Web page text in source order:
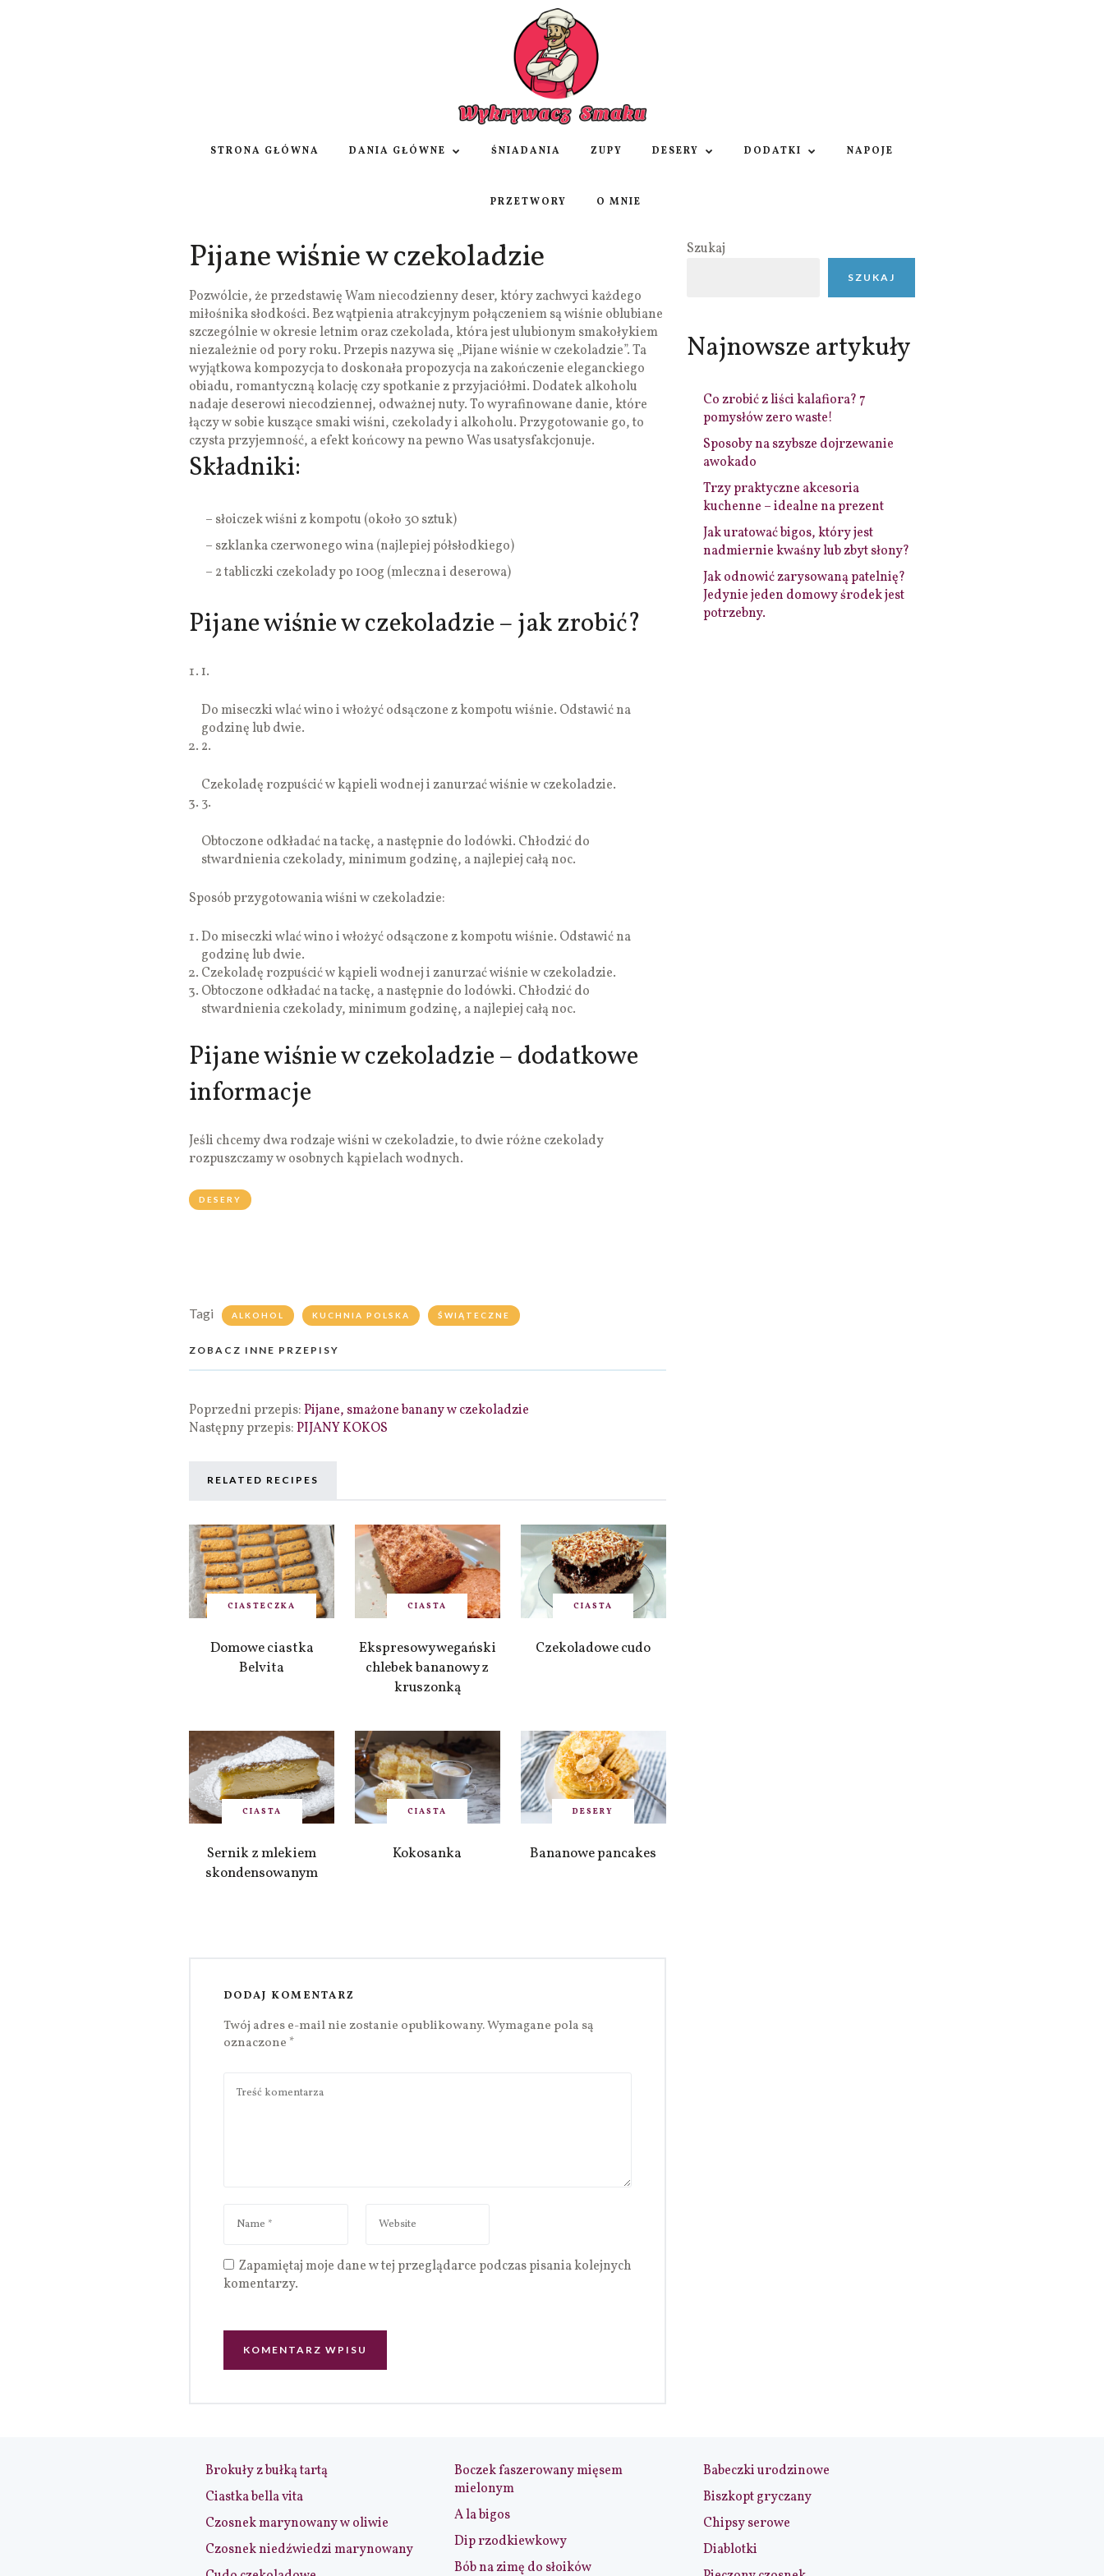
STRONA GŁÓWNA DANIA GŁÓWNE ŚNIADANIA ZUPY DESERY DODATKI NAPOJE
PRZETWORY O MNIE
Pijane wiśnie w czekoladzie
Pozwólcie, że przedstawię Wam niecodzienny deser, który zachwyci każdego
miłośnika słodkości. Bez wątpienia atrakcyjnym połączeniem są wiśnie oblubiane
szczególnie w okresie letnim oraz czekolada, która jest ulubionym smakołykiem
niezależnie od pory roku. Przepis nazywa się „Pijane wiśnie w czekoladzie”. Ta
wyjątkowa kompozycja to doskonała propozycja na zakończenie eleganckiego
obiadu, romantyczną kolację czy spotkanie z przyjaciółmi. Dodatek alkoholu
nadaje deserowi niecodziennej, odważnej nuty. To wyrafinowane danie, które
łączy w sobie kuszące smaki wiśni, czekolady i alkoholu. Przygotowanie go, to
czysta przyjemność, a efekt końcowy na pewno Was usatysfakcjonuje.
Składniki:
– słoiczek wiśni z kompotu (około 30 sztuk)
– szklanka czerwonego wina (najlepiej półsłodkiego)
– 2 tabliczki czekolady po 100g (mleczna i deserowa)
Pijane wiśnie w czekoladzie – jak zrobić?
1.
Do miseczki wlać wino i włożyć odsączone z kompotu wiśnie. Odstawić na
godzinę lub dwie.
2.
Czekoladę rozpuścić w kąpieli wodnej i zanurzać wiśnie w czekoladzie.
3.
Obtoczone odkładać na tackę, a następnie do lodówki. Chłodzić do
stwardnienia czekolady, minimum godzinę, a najlepiej całą noc.
Sposób przygotowania wiśni w czekoladzie:
Do miseczki wlać wino i włożyć odsączone z kompotu wiśnie. Odstawić na
godzinę lub dwie.
Czekoladę rozpuścić w kąpieli wodnej i zanurzać wiśnie w czekoladzie.
Obtoczone odkładać na tackę, a następnie do lodówki. Chłodzić do
stwardnienia czekolady, minimum godzinę, a najlepiej całą noc.
Pijane wiśnie w czekoladzie – dodatkowe
informacje
Jeśli chcemy dwa rodzaje wiśni w czekoladzie, to dwie różne czekolady
rozpuszczamy w osobnych kąpielach wodnych.
DESERY
Tagi ALKOHOL KUCHNIA POLSKA ŚWIĄTECZNE
ZOBACZ INNE PRZEPISY
Poprzedni przepis:Pijane, smażone banany w czekoladzie
Następny przepis:PIJANY KOKOS
RELATED RECIPES
CIASTECZKA
Domowe ciastka
Belvita
CIASTA
Ekspresowy wegański
chlebek bananowy z
kruszonką
CIASTA
Czekoladowe cudo
CIASTA
Sernik z mlekiem
skondensowanym
CIASTA
Kokosanka
DESERY
Bananowe pancakes
DODAJ KOMENTARZ
Twój adres e-mail nie zostanie opublikowany.Wymagane pola są
oznaczone *
Zapamiętaj moje dane w tej przeglądarce podczas pisania kolejnych
komentarzy.
Szukaj
SZUKAJ
Najnowsze artykuły
Co zrobić z liści kalafiora? 7
pomysłów zero waste!
Sposoby na szybsze dojrzewanie
awokado
Trzy praktyczne akcesoria
kuchenne – idealne na prezent
Jak uratować bigos, który jest
nadmiernie kwaśny lub zbyt słony?
Jak odnowić zarysowaną patelnię?
Jedynie jeden domowy środek jest
potrzebny.
Brokuły z bułką tartą
Ciastka bella vita
Czosnek marynowany w oliwie
Czosnek niedźwiedzi marynowany
Boczek faszerowany mięsem
mielonym
A la bigos
Dip rzodkiewkowy
Bób na zimę do słoików
Babeczki urodzinowe
Biszkopt gryczany
Chipsy serowe
Diablotki